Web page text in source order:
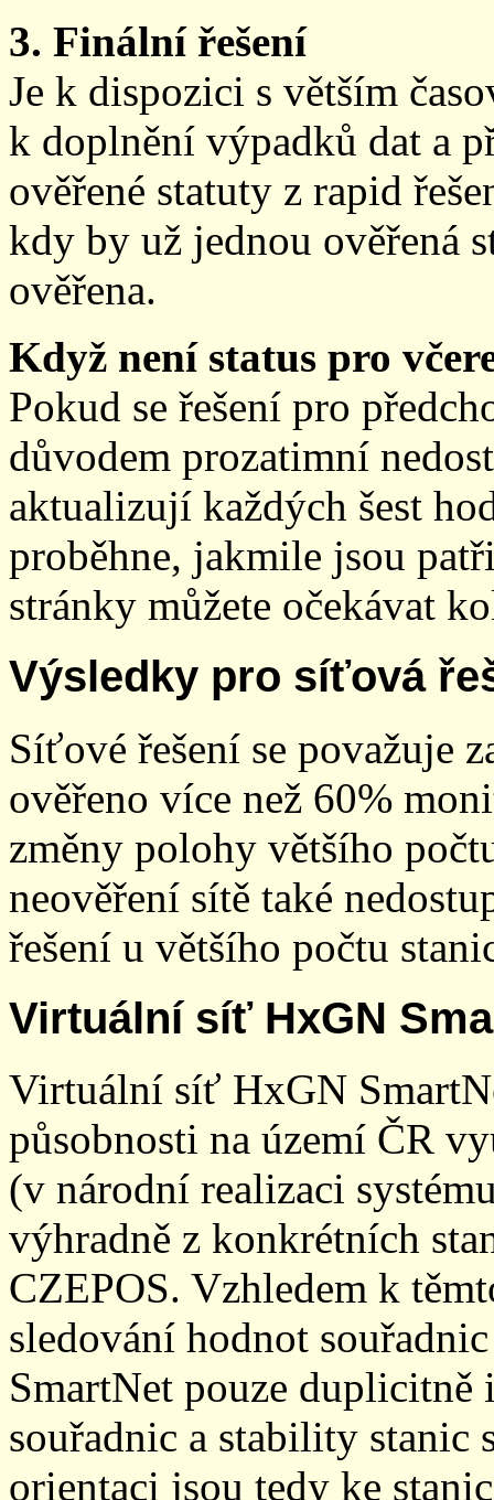
3. Finální řešení
Je k dispozici s větším
k doplnění výpadků dat a
ověřené statuty z rapid
kdy by už jednou ověřená
ověřena.
Když není status pro
Pokud se řešení pro
důvodem prozatimní
aktualizují každých šest
proběhne, jakmile jsou
stránky můžete očekávat
Výsledky pro síťová
Síťové řešení se považuje
ověřeno více než 60%
změny polohy většího
neověření sítě také
řešení u většího počtu
Virtuální síť HxGN
Virtuální síť HxGN
působnosti na území ČR
(v národní realizaci
výhradně z konkrétních
CZEPOS. Vzhledem k
sledování hodnot
SmartNet pouze
souřadnic a stability stanic
orientaci jsou tedy ke